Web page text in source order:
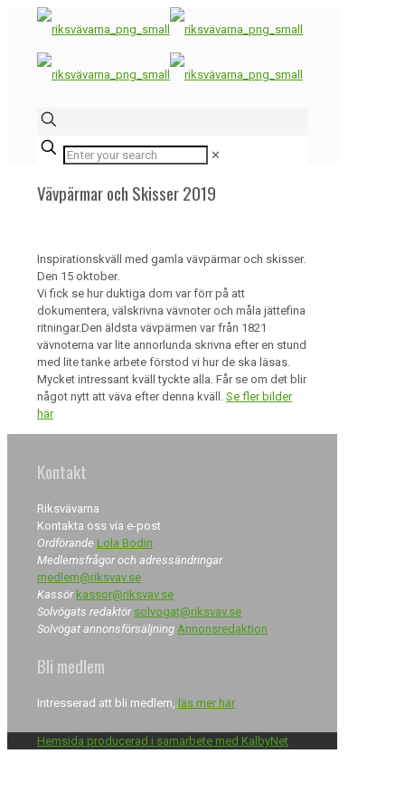
✕
Vävpärmar och Skisser 2019
Inspirationskväll med gamla vävpärmar och skisser.
Den 15 oktober.
Vi fick se hur duktiga dom var förr på att
dokumentera, välskrivna vävnoter och måla jättefina
ritningar.Den äldsta vävpärmen var från 1821
vävnoterna var lite annorlunda skrivna efter en stund
med lite tanke arbete förstod vi hur de ska läsas.
Mycket intressant kväll tyckte alla. Får se om det blir
något nytt att väva efter denna kväll. Se fler bilder
här
Kontakt
Riksvävarna
Kontakta oss via e-post
Ordförande Lola Bodin
Medlemsfrågor och adressändringar
medlem@riksvav.se
Kassör kassor@riksvav.se
Solvögats redaktör solvogat@riksvav.se
Solvögat annonsförsäljning Annonsredaktion
Bli medlem
Intresserad att bli medlem, läs mer här
Hemsida producerad i samarbete med KalbyNet